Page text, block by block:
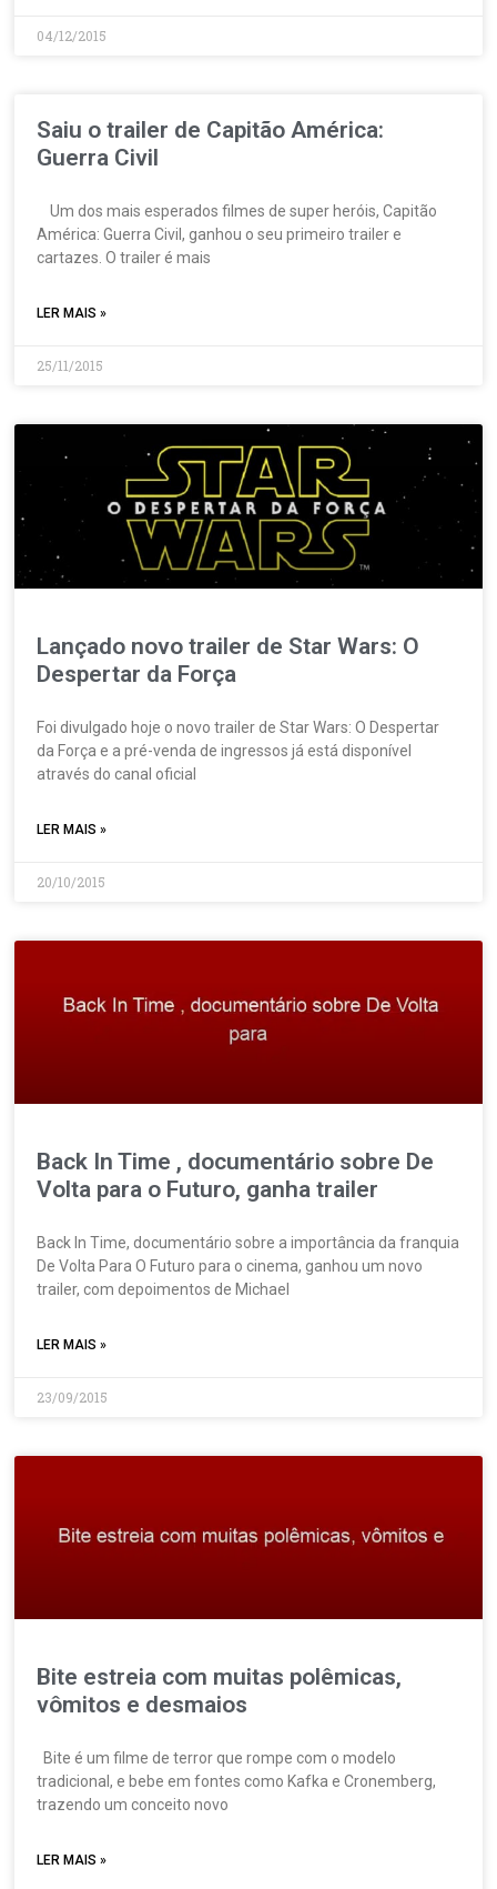
04/12/2015
Saiu o trailer de Capitão América:
Guerra Civil
Um dos mais esperados filmes de super heróis, Capitão
América: Guerra Civil, ganhou o seu primeiro trailer e
cartazes. O trailer é mais
LER MAIS »
25/11/2015
Lançado novo trailer de Star Wars: O
Despertar da Força
Foi divulgado hoje o novo trailer de Star Wars: O Despertar
da Força e a pré-venda de ingressos já está disponível
através do canal oficial
LER MAIS »
20/10/2015
Back In Time , documentário sobre De
Volta para o Futuro, ganha trailer
Back In Time, documentário sobre a importância da franquia
De Volta Para O Futuro para o cinema, ganhou um novo
trailer, com depoimentos de Michael
LER MAIS »
23/09/2015
Bite estreia com muitas polêmicas,
vômitos e desmaios
Bite é um filme de terror que rompe com o modelo
tradicional, e bebe em fontes como Kafka e Cronemberg,
trazendo um conceito novo
LER MAIS »